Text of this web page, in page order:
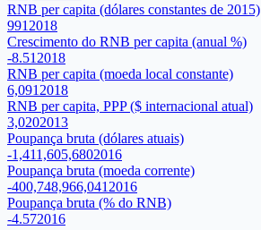
RNB per capita (dólares constantes de 2015)
991 2018
Crescimento do RNB per capita (anual %)
-8.51 2018
RNB per capita (moeda local constante)
6,091 2018
RNB per capita, PPP ($ internacional atual)
3,0202013
Poupança bruta (dólares atuais)
-1,411,605,6802016
Poupança bruta (moeda corrente)
-400,748,966,041 2016
Poupança bruta (% do RNB)
-4.572016